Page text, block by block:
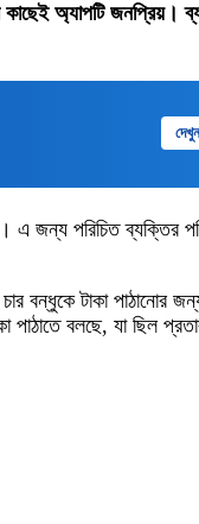
অ্যাপটি জনপ্রিয়।
দেখুন
জন্য পরিচিত ব্যক্তির
বন্ধুকে টাকা
বলছে, যা ছিল